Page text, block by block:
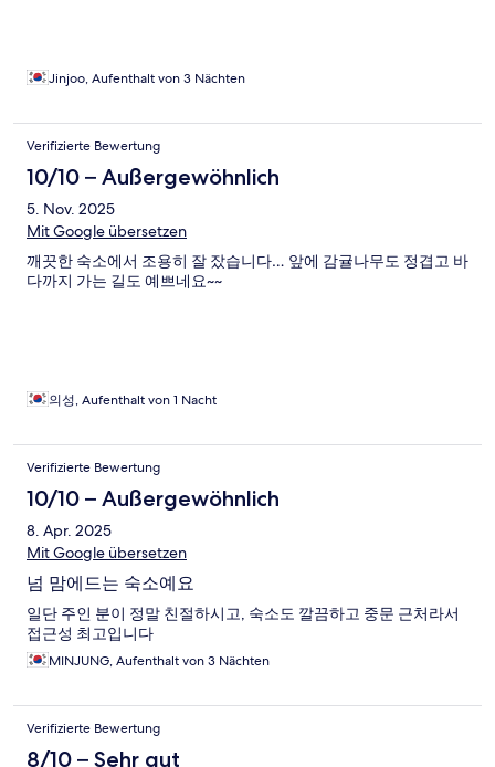
Jinjoo, Aufenthalt von 3 Nächten
Verifizierte Bewertung
10/10 – Außergewöhnlich
5. Nov. 2025
Mit Google übersetzen
깨끗한 숙소에서 조용히 잘 잤습니다… 앞에 감귤나무도 정겹고 바
다까지 가는 길도 예쁘네요~~
의성, Aufenthalt von 1 Nacht
Verifizierte Bewertung
10/10 – Außergewöhnlich
8. Apr. 2025
Mit Google übersetzen
넘 맘에드는 숙소예요
일단 주인 분이 정말 친절하시고, 숙소도 깔끔하고 중문 근처라서
접근성 최고입니다
MINJUNG, Aufenthalt von 3 Nächten
Verifizierte Bewertung
8/10 – Sehr gut